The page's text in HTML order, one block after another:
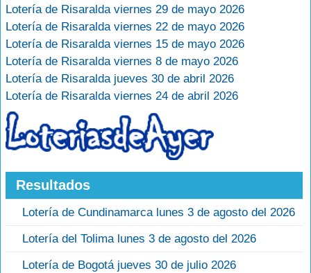
Lotería de Risaralda viernes 29 de mayo 2026
Lotería de Risaralda viernes 22 de mayo 2026
Lotería de Risaralda viernes 15 de mayo 2026
Lotería de Risaralda viernes 8 de mayo 2026
Lotería de Risaralda jueves 30 de abril 2026
Lotería de Risaralda viernes 24 de abril 2026
Resultados
Lotería de Cundinamarca lunes 3 de agosto del 2026
Lotería del Tolima lunes 3 de agosto del 2026
Lotería de Bogotá jueves 30 de julio 2026